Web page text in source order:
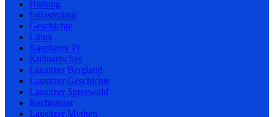
Bildung
Infrastruktur
Geschichte
Linux
Raspberry Pi
Kulinarisches
Lausitzer Bergland
Lausitzer Geschichte
Lausitzer Spreewald
Rechtsstaat
Lausitzer Mythen